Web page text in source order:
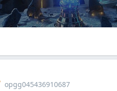
opgg045436910687